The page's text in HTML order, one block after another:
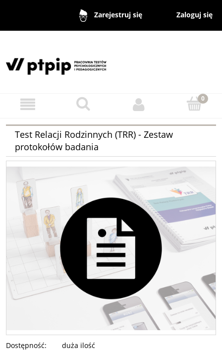
Zarejestruj się Zaloguj się
Test Relacji Rodzinnych (TRR) - Zestaw
protokołów badania
Dostępność: duża ilość